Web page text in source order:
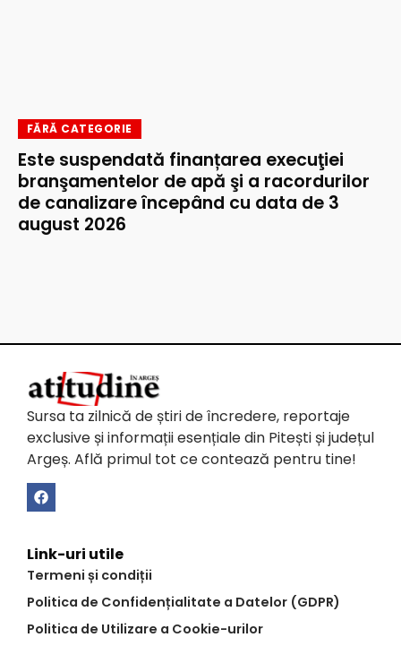
FĂRĂ CATEGORIE
Este suspendată finanțarea execuţiei
branşamentelor de apă şi a racordurilor
de canalizare începând cu data de 3
august 2026
Sursa ta zilnică de știri de încredere, reportaje
exclusive și informații esențiale din Pitești și județul
Argeș. Află primul tot ce contează pentru tine!
Link-uri utile
Termeni și condiții
Politica de Confidențialitate a Datelor (GDPR)
Politica de Utilizare a Cookie-urilor